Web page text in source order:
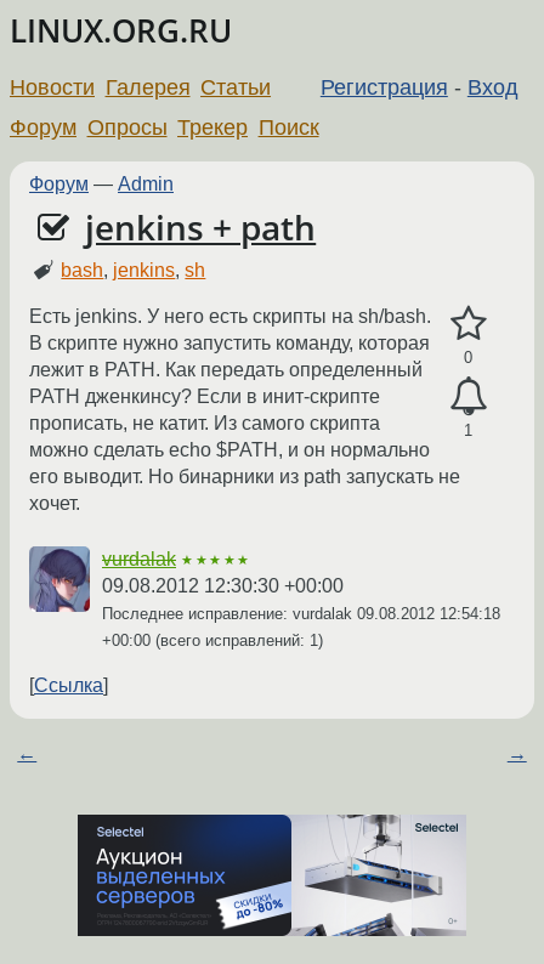
LINUX.ORG.RU
Регистрация - Вход
Новости Галерея Статьи
Форум Опросы Трекер Поиск
Форум — Admin
jenkins + path
bash, jenkins,sh
0
1
Есть jenkins. У него есть скрипты на sh/bash.
В скрипте нужно запустить команду, которая
лежит в PATH. Как передать определенный
PATH дженкинсу? Если в инит-скрипте
прописать, не катит. Из самого скрипта
можно сделать echo $PATH, и он нормально
его выводит. Но бинарники из path запускать не
хочет.
vurdalak ★★★★★
09.08.2012 12:30:30 +00:00
Последнее исправление: vurdalak 09.08.2012 12:54:18
+00:00 (всего исправлений: 1)
Ссылка
← →